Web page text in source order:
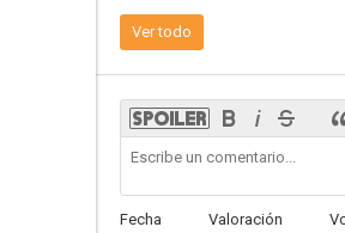
Ver todo
Fecha Valoración